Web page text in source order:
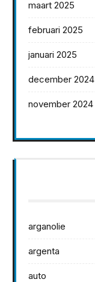
maart 2025
februari 2025
januari 2025
december 2024
november 2024
arganolie
argenta
auto